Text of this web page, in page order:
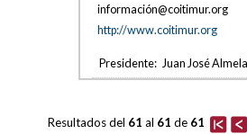
información@coitimur.org
http://www.coitimur.org
Presidente: Juan José
Resultados del 61 al 61de 61